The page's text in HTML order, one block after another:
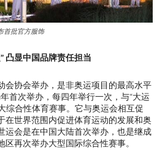
首批官方服饰
凸显中国品牌责任担当
会协会举办，是非奥运项目的最高水平
首次举办，每四年举行一次，与“大运
综合性体育赛事。它与奥运会相互促
在世界范围内促进体育运动的发展和奥
运会是在中国大陆首次举办，也是继成
再次举办大型国际综合性赛事。